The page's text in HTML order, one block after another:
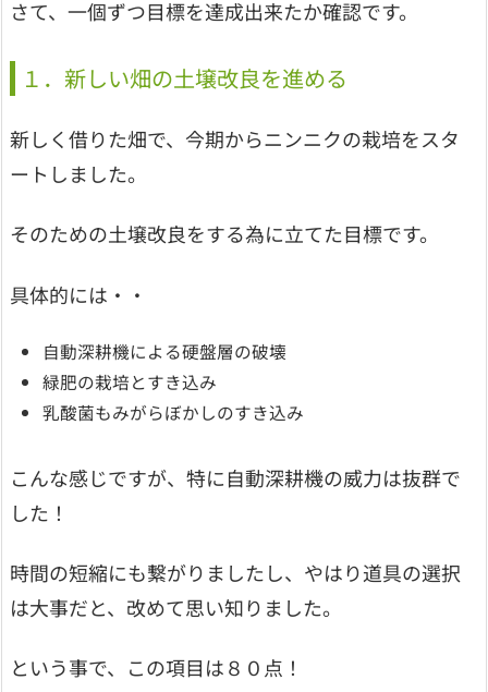
さて、一個ずつ目標を達成出来たか確認です。
１．新しい畑の土壌改良を進める
新しく借りた畑で、今期からニンニクの栽培をスタ
ートしました。
そのための土壌改良をする為に立てた目標です。
具体的には・・
自動深耕機による硬盤層の破壊
緑肥の栽培とすき込み
乳酸菌もみがらぼかしのすき込み
こんな感じですが、特に自動深耕機の威力は抜群で
した！
時間の短縮にも繋がりましたし、やはり道具の選択
は大事だと、改めて思い知りました。
という事で、この項目は８０点！